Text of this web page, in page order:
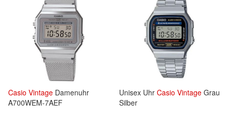
Casio Vintage Damenuhr
A700WEM-7AEF
Unisex Uhr Casio Vintage Grau
Silber